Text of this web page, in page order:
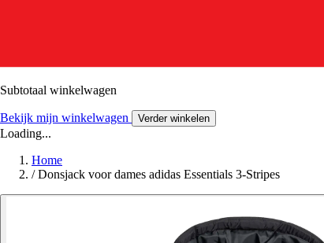
Subtotaal winkelwagen
Bekijk mijn winkelwagen Verder winkelen
Loading...
Home
/ Donsjack voor dames adidas Essentials 3-Stripes